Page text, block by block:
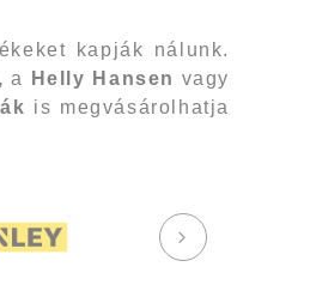
kapják nálunk.
a Helly Hansen vagy
is megvásárolhatja